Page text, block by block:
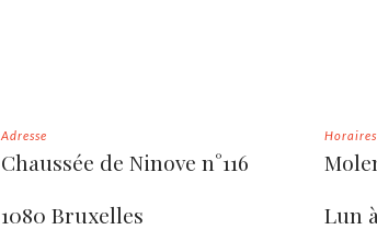
Adresse
Chaussée de Ninove n°116
1080 Bruxelles
Horaires
Lun